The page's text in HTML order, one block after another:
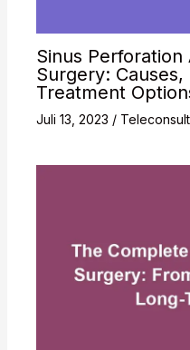
Sinus
Surgery:
Treatment
Juli 13, 2023 /